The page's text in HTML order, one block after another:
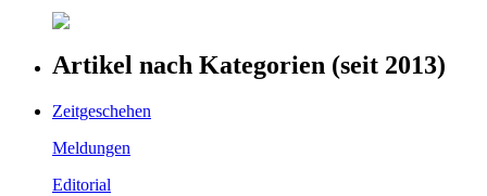
Artikel nach Kategorien (seit 2013)
Zeitgeschehen
Meldungen
Editorial